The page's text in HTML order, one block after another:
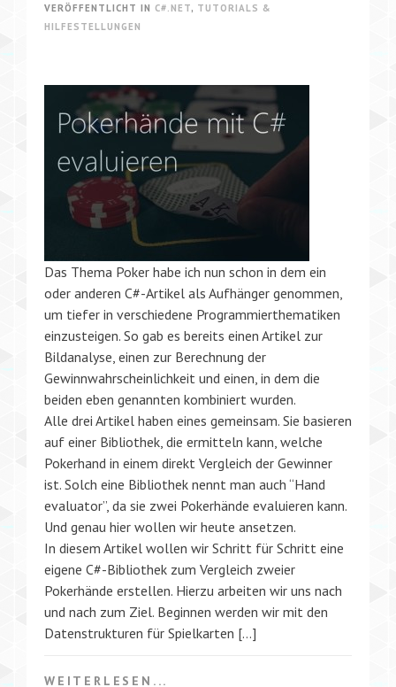
VERÖFFENTLICHT IN C#.NET, TUTORIALS &
HILFESTELLUNGEN
Das Thema Poker habe ich nun schon in dem ein
oder anderen C#-Artikel als Aufhänger genommen,
um tiefer in verschiedene Programmierthematiken
einzusteigen. So gab es bereits einen Artikel zur
Bildanalyse, einen zur Berechnung der
Gewinnwahrscheinlichkeit und einen, in dem die
beiden eben genannten kombiniert wurden.
Alle drei Artikel haben eines gemeinsam. Sie basieren
auf einer Bibliothek, die ermitteln kann, welche
Pokerhand in einem direkt Vergleich der Gewinner
ist. Solch eine Bibliothek nennt man auch “Hand
evaluator”, da sie zwei Pokerhände evaluieren kann.
Und genau hier wollen wir heute ansetzen.
In diesem Artikel wollen wir Schritt für Schritt eine
eigene C#-Bibliothek zum Vergleich zweier
Pokerhände erstellen. Hierzu arbeiten wir uns nach
und nach zum Ziel. Beginnen werden wir mit den
Datenstrukturen für Spielkarten […]
WEITERLESEN...